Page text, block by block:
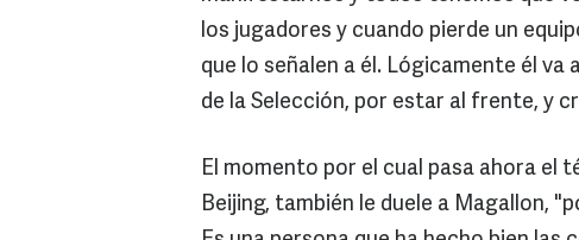
los jugadores y cuando pierde un
que lo señalen a él. Lógicamente él
de la Selección, por estar al frente, y
El momento por el cual pasa ahora el
Beijing, también le duele a Magallon,